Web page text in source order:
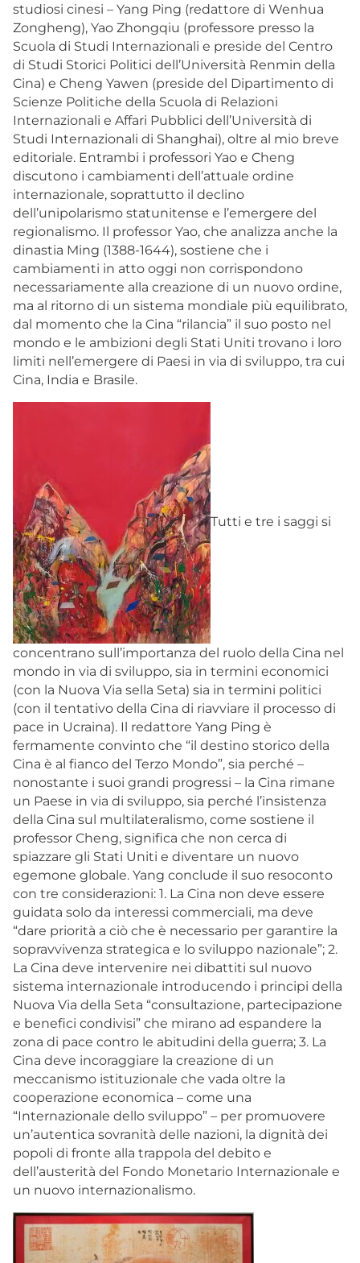
studiosi cinesi – Yang Ping (redattore di Wenhua
Zongheng), Yao Zhongqiu (professore presso la
Scuola di Studi Internazionali e preside del Centro
di Studi Storici Politici dell’Università Renmin della
Cina) e Cheng Yawen (preside del Dipartimento di
Scienze Politiche della Scuola di Relazioni
Internazionali e Affari Pubblici dell’Università di
Studi Internazionali di Shanghai), oltre al mio breve
editoriale. Entrambi i professori Yao e Cheng
discutono i cambiamenti dell’attuale ordine
internazionale, soprattutto il declino
dell’unipolarismo statunitense e l’emergere del
regionalismo. Il professor Yao, che analizza anche la
dinastia Ming (1388-1644), sostiene che i
cambiamenti in atto oggi non corrispondono
necessariamente alla creazione di un nuovo ordine,
ma al ritorno di un sistema mondiale più equilibrato,
dal momento che la Cina “rilancia” il suo posto nel
mondo e le ambizioni degli Stati Uniti trovano i loro
limiti nell’emergere di Paesi in via di sviluppo, tra cui
Cina, India e Brasile.
Tutti e tre i saggi si
concentrano sull’importanza del ruolo della Cina nel
mondo in via di sviluppo, sia in termini economici
(con la Nuova Via sella Seta) sia in termini politici
(con il tentativo della Cina di riavviare il processo di
pace in Ucraina). Il redattore Yang Ping è
fermamente convinto che “il destino storico della
Cina è al fianco del Terzo Mondo”, sia perché –
nonostante i suoi grandi progressi – la Cina rimane
un Paese in via di sviluppo, sia perché l’insistenza
della Cina sul multilateralismo, come sostiene il
professor Cheng, significa che non cerca di
spiazzare gli Stati Uniti e diventare un nuovo
egemone globale. Yang conclude il suo resoconto
con tre considerazioni: 1. La Cina non deve essere
guidata solo da interessi commerciali, ma deve
“dare priorità a ciò che è necessario per garantire la
sopravvivenza strategica e lo sviluppo nazionale”; 2.
La Cina deve intervenire nei dibattiti sul nuovo
sistema internazionale introducendo i principi della
Nuova Via della Seta “consultazione, partecipazione
e benefici condivisi” che mirano ad espandere la
zona di pace contro le abitudini della guerra; 3. La
Cina deve incoraggiare la creazione di un
meccanismo istituzionale che vada oltre la
cooperazione economica – come una
“Internazionale dello sviluppo” – per promuovere
un’autentica sovranità delle nazioni, la dignità dei
popoli di fronte alla trappola del debito e
dell’austerità del Fondo Monetario Internazionale e
un nuovo internazionalismo.